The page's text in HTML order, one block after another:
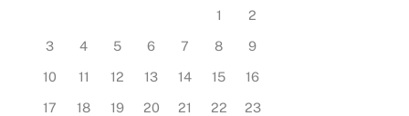
1
2
3
4 5 6 7 8
9
10
11 12 13 14 15
16
17
18 19 20 21 22
23